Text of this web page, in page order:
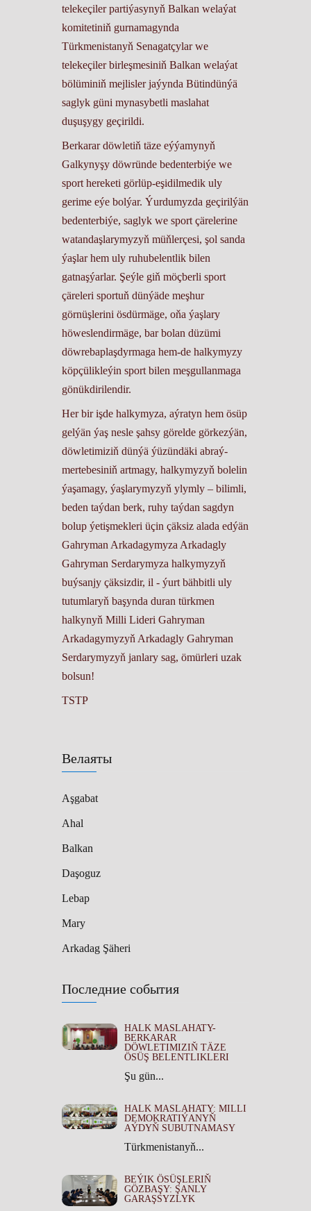
Велаяты
Aşgabat
Ahal
Balkan
Daşoguz
Lebap
Mary
Arkadag Şäheri
Последние события
HALK MASLAHATY-
BERKARAR
DÖWLETIMIZIŇ TÄZE
ÖSÜŞ BELENTLIKLERI
Şu gün...
HALK MASLAHATY: MILLI
DEMOKRATIÝANYŇ
AÝDYŇ SUBUTNAMASY
Türkmenistanyň...
BEÝIK ÖSÜŞLERIŇ
GÖZBAŞY: ŞANLY
GARAŞSYZLYK
telekeçiler partiýasynyň Balkan welaýat
komitetiniň gurnamagynda
Türkmenistanyň Senagatçylar we
telekeçiler birleşmesiniň Balkan welaýat
bölüminiň mejlisler jaýynda Bütindünýä
saglyk güni mynasybetli maslahat
duşuşygy geçirildi.
Berkarar döwletiň täze eýýamynyň
Galkynyşy döwründe bedenterbiýe we
sport hereketi görlüp-eşidilmedik uly
gerime eýe bolýar. Ýurdumyzda geçirilýän
bedenterbiýe, saglyk we sport çärelerine
watandaşlarymyzyň müňlerçesi, şol sanda
ýaşlar hem uly ruhubelentlik bilen
gatnaşýarlar. Şeýle giň möçberli sport
çäreleri sportuň dünýäde meşhur
görnüşlerini ösdürmäge, oňa ýaşlary
höweslendirmäge, bar bolan düzümi
döwrebaplaşdyrmaga hem-de halkymyzy
köpçülikleýin sport bilen meşgullanmaga
gönükdirilendir.
Her bir işde halkymyza, aýratyn hem ösüp
gelýän ýaş nesle şahsy görelde görkezýän,
döwletimiziň dünýä ýüzündäki abraý-
mertebesiniň artmagy, halkymyzyň bolelin
ýaşamagy, ýaşlarymyzyň ylymly – bilimli,
beden taýdan berk, ruhy taýdan sagdyn
bolup ýetişmekleri üçin çäksiz alada edýän
Gahryman Arkadagymyza Arkadagly
Gahryman Serdarymyza halkymyzyň
buýsanjy çäksizdir, il - ýurt bähbitli uly
tutumlaryň başynda duran türkmen
halkynyň Milli Lideri Gahryman
Arkadagymyzyň Arkadagly Gahryman
Serdarymyzyň janlary sag, ömürleri uzak
bolsun!
TSTP